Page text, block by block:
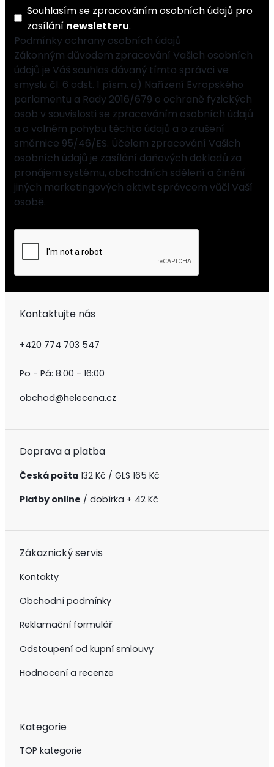
Souhlasím se zpracováním osobních údajů pro
zasílání newsletteru.
Podmínky ochrany osobních údajů
Zákonným důvodem zpracování Vašich osobních
údajů je Váš souhlas dávaný tímto správci ve
smyslu čl. 6 odst. 1 písm. a) Nařízení Evropského
parlamentu a Rady 2016/679 o ochraně fyzických
osob v souvislosti se zpracováním osobních údajů
a o volném pohybu těchto údajů a o zrušení
směrnice 95/46/ES. Účelem zpracování Vašich
osobních údajů je zasílání daňových dokladů za
pronájem systému, obchodních sdělení a činění
jiných marketingových aktivit správcem vůči Vaší
osobě.
Kontaktujte nás
+420 774 703 547
Po - Pá: 8:00 - 16:00
obchod@helecena.cz
Doprava a platba
Česká pošta 132 Kč / GLS 165 Kč
Platby online / dobírka + 42 Kč
Zákaznický servis
Kontakty
Obchodní podmínky
Reklamační formulář
Odstoupení od kupní smlouvy
Hodnocení a recenze
Kategorie
TOP kategorie